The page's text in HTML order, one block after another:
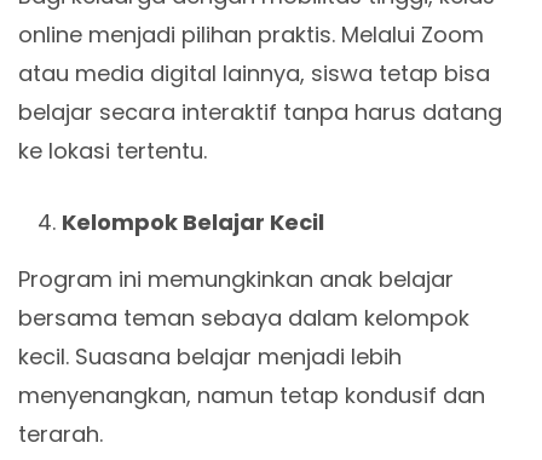
online menjadi pilihan praktis. Melalui Zoom
atau media digital lainnya, siswa tetap bisa
belajar secara interaktif tanpa harus datang
ke lokasi tertentu.
Kelompok Belajar Kecil
Program ini memungkinkan anak belajar
bersama teman sebaya dalam kelompok
kecil. Suasana belajar menjadi lebih
menyenangkan, namun tetap kondusif dan
terarah.